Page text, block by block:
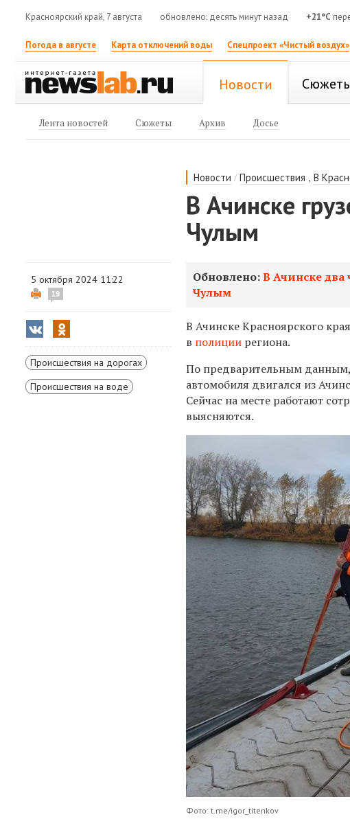
Красноярский край, 7 августа обновлено: десять минут назад +21°C
Погода в августе Карта отключений воды Спецпроект «Чистый воздух»
Новости
Лента новостей Сюжеты Архив Досье
Новости /Происшествия ,В
В Ачинске
Чулым
5 октября 2024 11:22
19
Происшествия на дорогах
Происшествия на воде
Обновлено:В Ачинске два
Чулым
В Ачинске Красноярского
в полиции региона.
По предварительным данным,
автомобиля двигался из
Сейчас на месте работают
выясняются.
Фото: t.me/igor_titenkov